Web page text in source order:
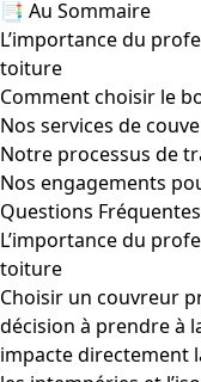
📑 Au Sommaire
L’importance du
toiture
Comment choisir le
Nos services de
Notre processus de
Nos engagements
Questions Fréquentes
L’importance du
toiture
Choisir un couvreur
décision à prendre à
impacte directement